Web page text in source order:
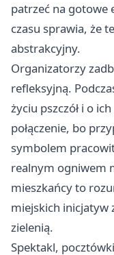
patrzeć na gotowe
czasu sprawia, że
abstrakcyjny.
Organizatorzy
refleksyjną.
życiu pszczół i o
połączenie, bo
symbolem
realnym ogniwem
mieszkańcy to
miejskich inicjatyw
zielenią.
Spektakl,